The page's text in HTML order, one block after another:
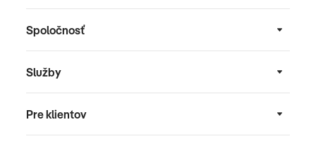
Spoločnosť
Služby
Pre klientov